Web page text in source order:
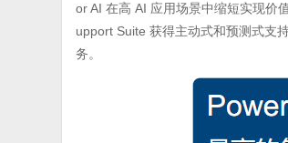
or AI 在高 AI 应用场景中缩短实现价
upport Suite 获得主动式和预测式支
务。